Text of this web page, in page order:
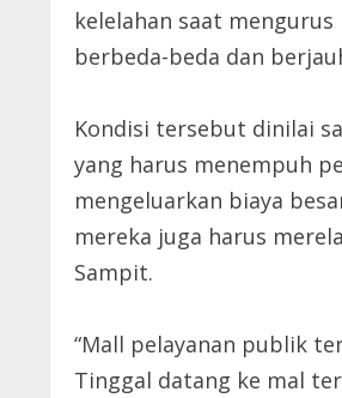
kelelahan saat
berbeda-beda dan
Kondisi tersebut dinilai
yang harus menempuh
mengeluarkan biaya
mereka juga harus
Sampit.
“Mall pelayanan publik
Tinggal datang ke mal